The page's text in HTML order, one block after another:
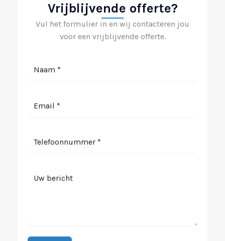
Vrijblijvende offerte?
Vul het formulier in en wij contacteren jou
voor een vrijblijvende offerte.